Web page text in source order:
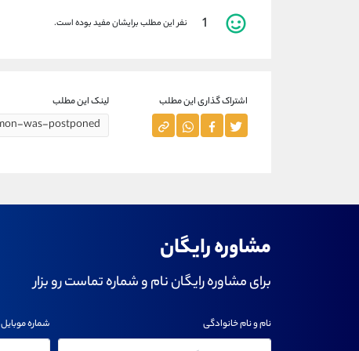
1 نفر این مطلب برایشان مفید بوده است.
اشتراک گذاری این مطلب لینک این مطلب
مشاوره رایگان
برای مشاوره رایگان نام و شماره تماست رو بزار
نام و نام خانوادگی شماره موبایل